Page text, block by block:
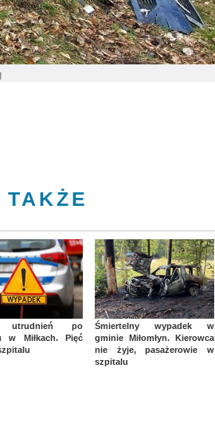
utrudnień po
w Miłkach. Pięć
Śmiertelny wypadek w
gminie Miłomłyn. Kierowca
nie żyje, pasażerowie w
szpitalu